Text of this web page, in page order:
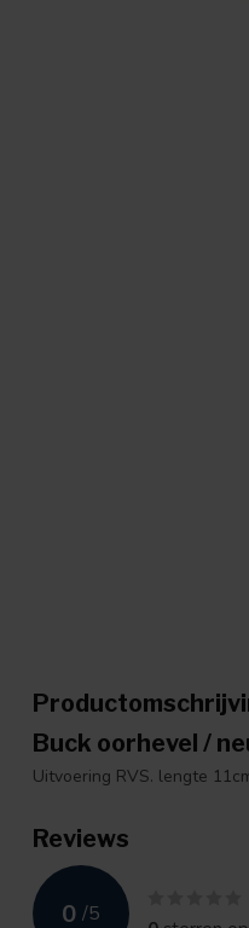
Buck oorhevel /
Uitvoering RVS. lengte
Reviews
0 /5